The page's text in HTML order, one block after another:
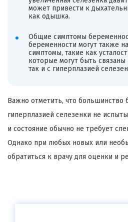
может привести к
как одышка.
Общие симптомы
беременности могут также
симптомы, такие как
которые могут быть
так и с гиперплазией
Важно отметить, что
гиперплазией селезенки не
и состояние обычно не требует
Однако при любых новых или
обратиться к врачу для оценки и